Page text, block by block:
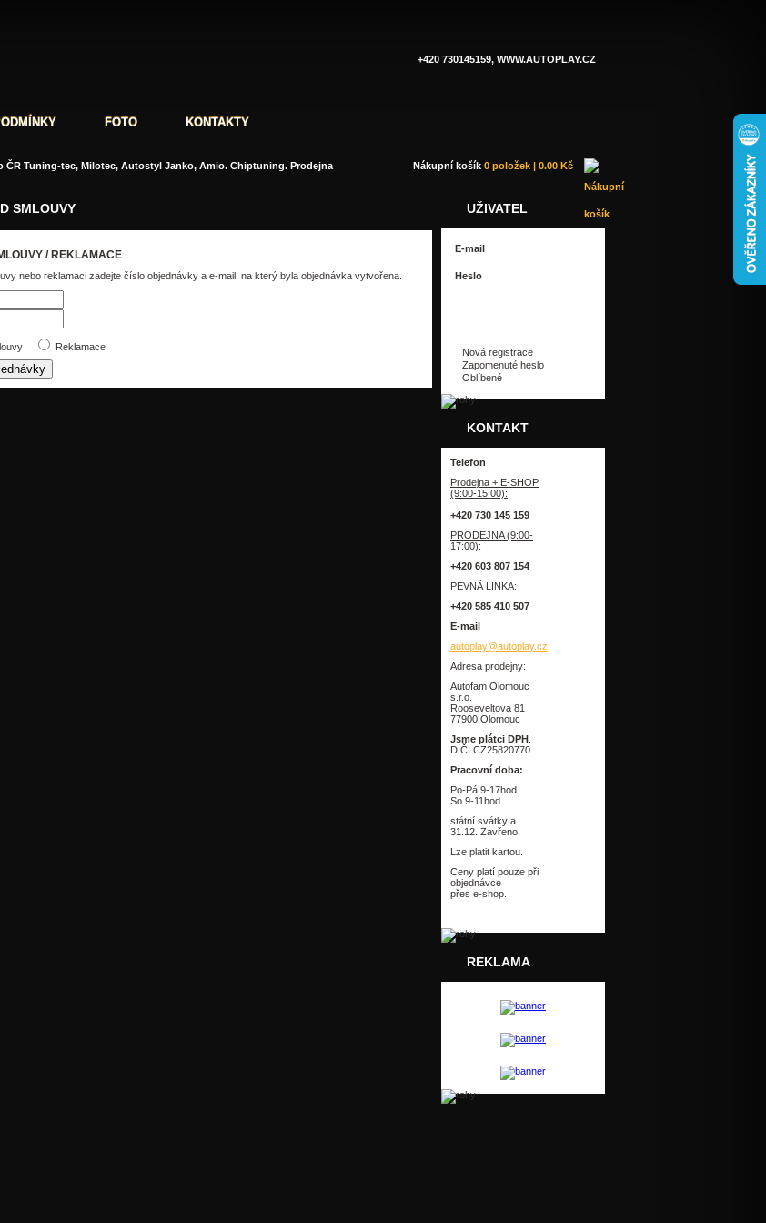
SMLOUVY
/ REKLAMACE
nebo reklamaci zadejte číslo objednávky a e-mail, na který byla objednávka vytvořena.
Reklamace
UŽIVATEL
Nová registrace
Zapomenuté heslo
Oblíbené
KONTAKT
Telefon
Prodejna + E-SHOP
(9:00-15:00):
+420 730 145 159
PRODEJNA (9:00-
17:00):
+420 603 807 154
PEVNÁ LINKA:
+420 585 410 507
E-mail
autoplay@autoplay.cz
Adresa prodejny:
Autofam Olomouc
s.r.o.
Rooseveltova 81
77900 Olomouc
Jsme plátci DPH
DIČ: CZ25820770
Pracovní doba:
Po-Pá 9-17hod
So 9-11hod
státní svátky a
31.12. Zavřeno.
Lze platit kartou.
Ceny platí pouze při
objednávce
přes e-shop.
REKLAMA
FOTO KONTAKTY
Tuning-tec, Milotec, Autostyl Janko, Amio. Chiptuning. Prodejna Nákupní košík 0 položek | 0.00 Kč
+420 730145159, WWW.AUTOPLAY.CZ